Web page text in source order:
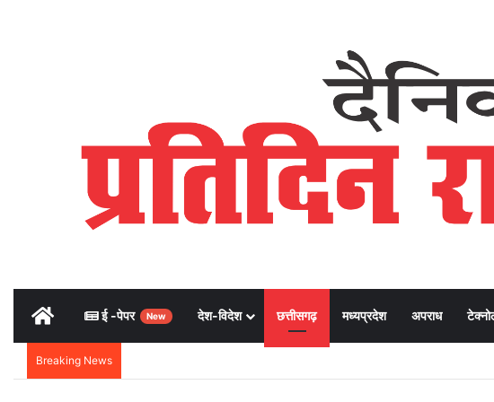
Home ई -पेपर New देश-विदेश छत्तीसगढ़ मध्यप्रदेश अपराध
Breaking News